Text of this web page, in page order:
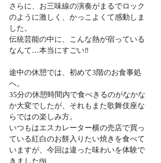
さらに、お三味線の演奏がまるでロック
のように激しく、かっこよくて感動しま
した。
伝統芸能の中に、こんな熱が宿っている
なんて…本当にすごい‼️
途中の休憩では、初めて3階のお食事処
へ。
35分の休憩時間内で食べきるのがなかな
か大変でしたが、それもまた歌舞伎座な
らではの楽しみ方。
いつもはエスカレーター横の売店で買っ
ている紅白のお餅入りたい焼きを食べて
いますが、今回は違った味わいを体験で
きました🍱